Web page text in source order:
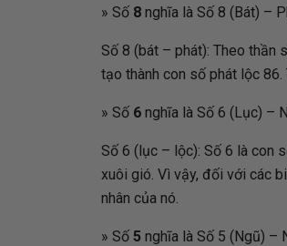
» Số 8nghĩa là Số 8 (Bát) –
Số 8 (bát – phát): Theo thần
tạo thành con số phát lộc
» Số 6nghĩa là Số 6 (Lục) –
Số 6 (lục – lộc): Số 6 là con
xuôi gió. Vì vậy, đối với các
nhân của nó.
» Số 5 nghĩa là Số 5 (Ngũ) –